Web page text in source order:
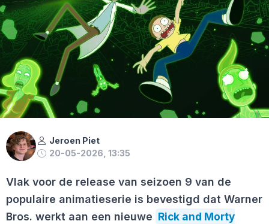
Jeroen Piet
20-05-2026, 13:35
Vlak voor de release van seizoen 9 van de
populaire animatieserie is bevestigd dat Warner
Bros. werkt aan een nieuwe Rick and Morty